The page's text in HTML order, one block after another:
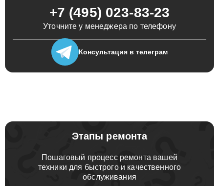
+7 (495) 023-83-23
Уточните у менеджера по телефону
Консультация в телеграм
Этапы ремонта
Пошаговый процесс ремонта вашей
техники для быстрого и качественного
обслуживания